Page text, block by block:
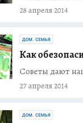
28 апреля 2014
ДОМ. СЕМЬЯ
Как
Советы дают
27 апреля 2014
ДОМ. СЕМЬЯ